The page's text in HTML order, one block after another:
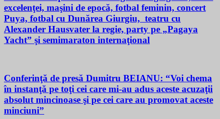
excelenţei, maşini de epocă, fotbal feminin, concert
Puya, fotbal cu Dunărea Giurgiu, teatru cu
Alexander Hausvater la regie, party pe „Pagaya
Yacht” şi semimaraton internaţional
Conferinţă de presă Dumitru BEIANU: “Voi chema
în instanţă pe toţi cei care mi-au adus aceste acuzaţii
absolut mincinoase şi pe cei care au promovat aceste
minciuni”